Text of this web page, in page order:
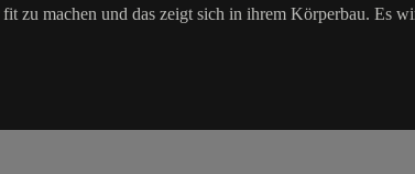
zu machen und das zeigt sich in ihrem Körperbau.